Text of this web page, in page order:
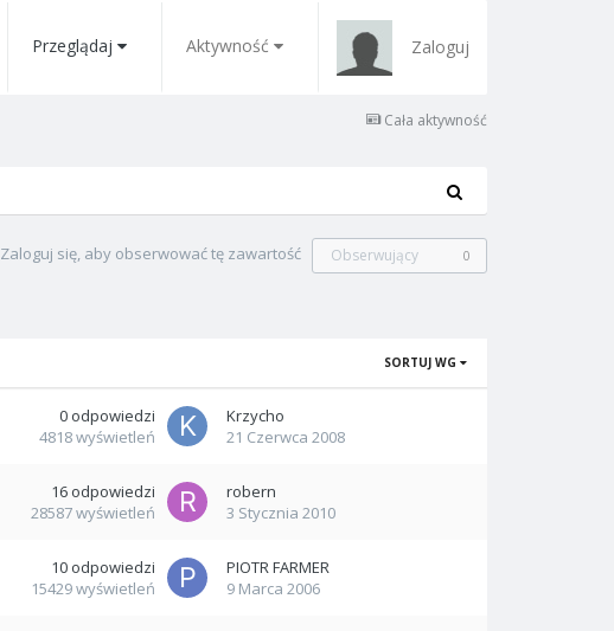
Przeglądaj Aktywność Zaloguj
Cała aktywność
Zaloguj się, aby obserwować tę zawartość Obserwujący 0
SORTUJ WG
0 odpowiedzi
4818wyświetleń
Krzycho
21 Czerwca 2008
16 odpowiedzi
28587wyświetleń
robern
3 Stycznia 2010
10 odpowiedzi
15429wyświetleń
PIOTR FARMER
9 Marca 2006